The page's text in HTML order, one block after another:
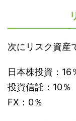
次にリスク資産
日本株投資：16
投資信託：10％
FX：0％